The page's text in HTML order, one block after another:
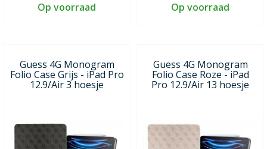
Op voorraad
Op voorraad
Guess 4G Monogram
Folio Case Grijs - iPad Pro
12.9/Air 3 hoesje
Guess 4G Monogram
Folio Case Roze - iPad
Pro 12.9/Air 13 hoesje